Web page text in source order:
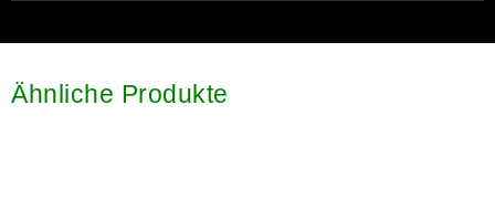
Ähnliche Produkte